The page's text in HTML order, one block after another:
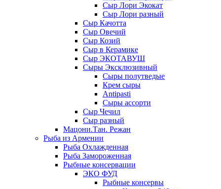
Сыр Лори Экокат
Сыр Лори разный
Сыр Качотта
Сыр Овечий
Сыр Козий
Сыр в Керамике
Сыр ЭКОТАВУШ
Сыры Эксклюзивный
Сыры полутведые
Крем сыры
Antipasti
Сыры ассорти
Сыр Чечил
Сыр разный
Мацони.Тан. Режан
Рыба из Армении
Рыба Охлажденная
Рыба Замороженная
Рыбные консервации
ЭКО ФУД
Рыбные консервы